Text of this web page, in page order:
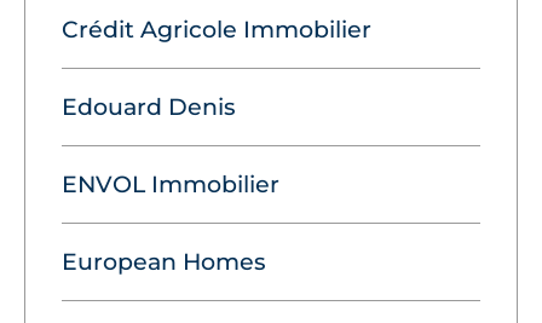
Crédit Agricole Immobilier
Edouard Denis
ENVOL Immobilier
European Homes